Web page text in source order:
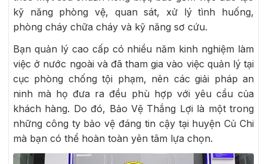
kỹ năng phòng vệ, quan sát, xử lý tình huống,
phòng cháy chữa cháy và kỹ năng sơ cứu.
Bạn quản lý cao cấp có nhiều năm kinh nghiệm làm
việc ở nước ngoài và đã tham gia vào việc quản lý tại
cục phòng chống tội phạm, nên các giải pháp an
ninh mà họ đưa ra đều phù hợp với yêu cầu của
khách hàng. Do đó, Bảo Vệ Thắng Lợi là một trong
những công ty bảo vệ đáng tin cậy tại huyện Củ Chi
mà bạn có thể hoàn toàn yên tâm lựa chọn.